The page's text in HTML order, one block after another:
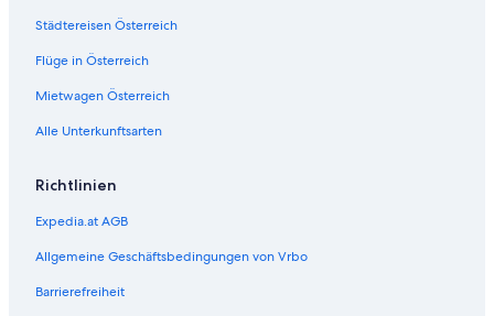
Städtereisen Österreich
Flüge in Österreich
Mietwagen Österreich
Alle Unterkunftsarten
Richtlinien
Expedia.at AGB
Allgemeine Geschäftsbedingungen von Vrbo
Barrierefreiheit